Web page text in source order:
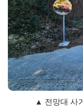
▲ 전망대 사